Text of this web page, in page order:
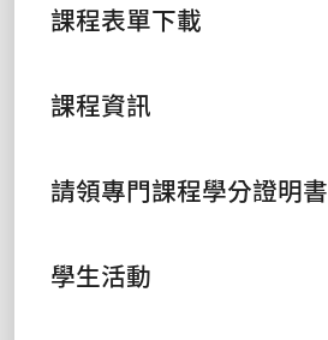
課程表單下載
課程資訊
請領專門課程學分證明書
學生活動